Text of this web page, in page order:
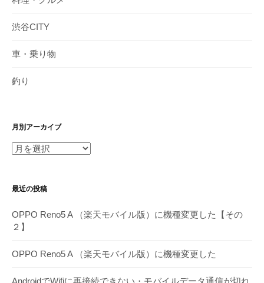
渋谷CITY
車・乗り物
釣り
月別アーカイブ
月
ー
イ
ブ
最近の投稿
OPPO Reno5 A （楽天モバイル版）に機種変更した【その
２】
OPPO Reno5 A （楽天モバイル版）に機種変更した
AndroidでWifiに再接続できない・モバイルデータ通信が切れ